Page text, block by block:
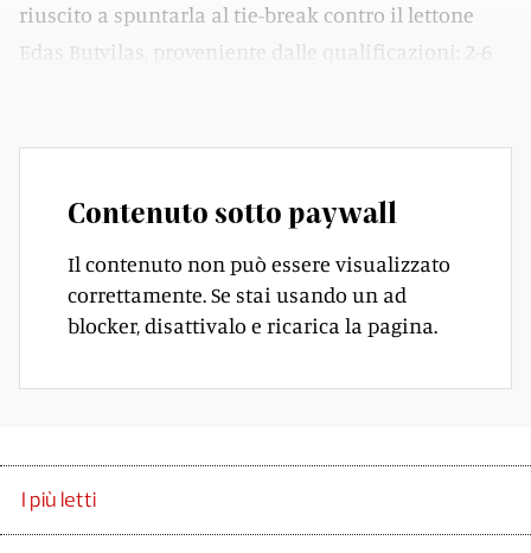
riuscito a spuntarla al tie-break contro il lettone
Edas Butvilas, proveniente dalle qualificazioni: 2-6
Contenuto sotto paywall
Il contenuto non può essere visualizzato
correttamente. Se stai usando un ad
blocker, disattivalo e ricarica la pagina.
I più letti